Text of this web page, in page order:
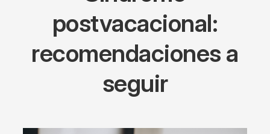
postvacacional:
recomendaciones a
seguir